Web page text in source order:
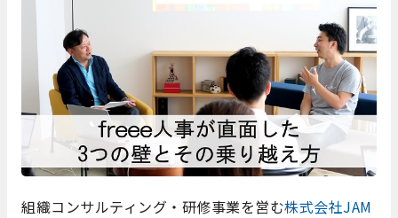
組織コンサルティング・研修事業を営む株式会社JAM